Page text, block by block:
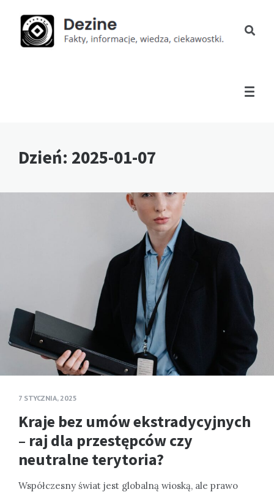
Dzień: 2025-01-07
7 STYCZNIA, 2025
Kraje bez umów ekstradycyjnych
– raj dla przestępców czy
neutralne terytoria?
Współczesny świat jest globalną wioską, ale prawo